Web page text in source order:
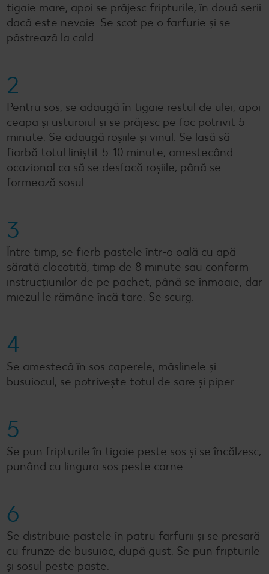
tigaie mare, apoi se prăjesc fripturile, în două serii
dacă este nevoie. Se scot pe o farfurie și se
păstrează la cald.
2
Pentru sos, se adaugă în tigaie restul de ulei, apoi
ceapa și usturoiul și se prăjesc pe foc potrivit 5
minute. Se adaugă roșiile și vinul. Se lasă să
fiarbă totul liniștit 5-10 minute, amestecând
ocazional ca să se desfacă roșiile, până se
formează sosul.
3
Între timp, se fierb pastele într-o oală cu apă
sărată clocotită, timp de 8 minute sau conform
instrucțiunilor de pe pachet, până se înmoaie, dar
miezul le rămâne încă tare. Se scurg.
4
Se amestecă în sos caperele, măslinele și
busuiocul, se potrivește totul de sare și piper.
5
Se pun fripturile în tigaie peste sos și se încălzesc,
punând cu lingura sos peste carne.
6
Se distribuie pastele în patru farfurii și se presară
cu frunze de busuioc, după gust. Se pun fripturile
și sosul peste paste.